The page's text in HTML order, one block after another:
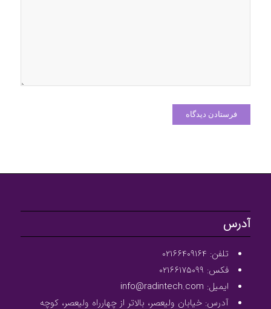
آدرس
تلفن: ۰۲۱۶۶۴۰۹۱۶۴
فکس: ۰۲۱۶۶۱۷۵۰۹۹
ایمیل: info@radintech.com
آدرس: خیابان ولیعصر، بالاتر از چهارراه ولیعصر، کوچه